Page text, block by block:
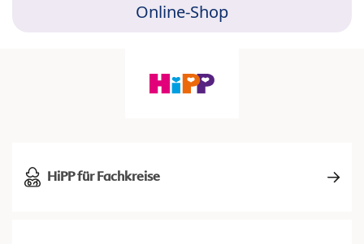
Online-Shop
HiPP für Fachkreise